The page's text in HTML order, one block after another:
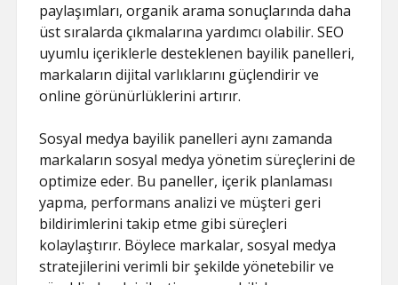
paylaşımları, organik arama sonuçlarında daha
üst sıralarda çıkmalarına yardımcı olabilir. SEO
uyumlu içeriklerle desteklenen bayilik panelleri,
markaların dijital varlıklarını güçlendirir ve
online görünürlüklerini artırır.
Sosyal medya bayilik panelleri aynı zamanda
markaların sosyal medya yönetim süreçlerini de
optimize eder. Bu paneller, içerik planlaması
yapma, performans analizi ve müşteri geri
bildirimlerini takip etme gibi süreçleri
kolaylaştırır. Böylece markalar, sosyal medya
stratejilerini verimli bir şekilde yönetebilir ve